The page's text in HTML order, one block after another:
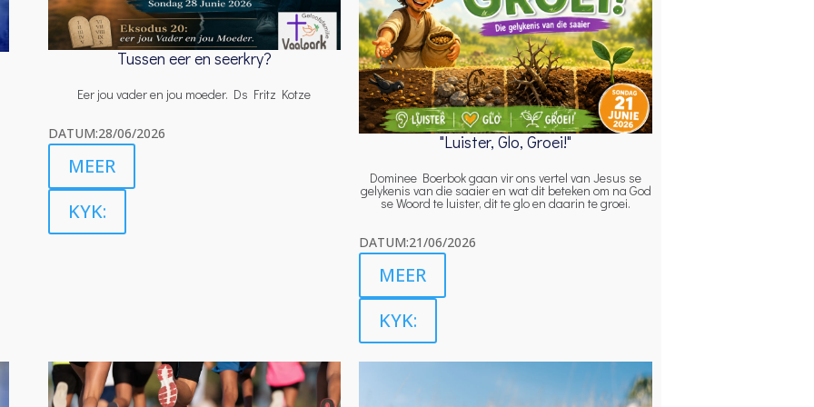
Tussen eer en seerkry?
Eer jou vader en jou moeder. Ds Fritz Kotze
DATUM:28/06/2026
MEER
KYK:
"Luister, Glo, Groei!"
Dominee Boerbok gaan vir ons vertel van Jesus se
gelykenis van die saaier en wat dit beteken om na God
se Woord te luister, dit te glo en daarin te groei.
DATUM:21/06/2026
MEER
KYK: